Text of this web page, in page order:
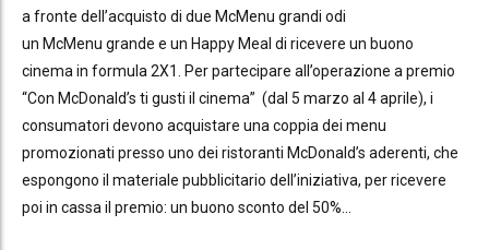
a fronte dell’acquisto di due McMenu grandi odi
un McMenu grande e un Happy Meal di ricevere un buono
cinema in formula 2X1. Per partecipare all’operazione a premio
“Con McDonald’s ti gusti il cinema” (dal 5 marzo al 4 aprile), i
consumatori devono acquistare una coppia dei menu
promozionati presso uno dei ristoranti McDonald’s aderenti, che
espongono il materiale pubblicitario dell’iniziativa, per ricevere
poi in cassa il premio: un buono sconto del 50%...